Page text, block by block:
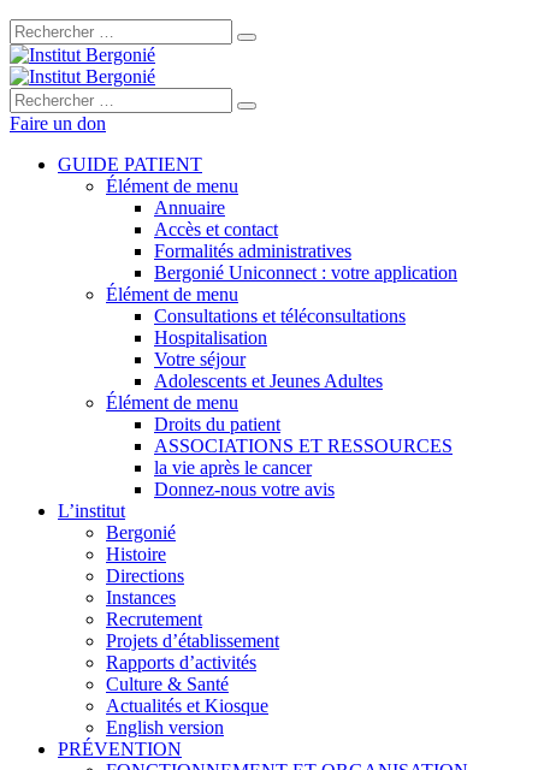
Rechercher :
Rechercher :
Faire un don
GUIDE PATIENT
Élément de menu
Annuaire
Accès et contact
Formalités administratives
Bergonié Uniconnect : votre application
Élément de menu
Consultations et téléconsultations
Hospitalisation
Votre séjour
Adolescents et Jeunes Adultes
Élément de menu
Droits du patient
ASSOCIATIONS ET RESSOURCES
la vie après le cancer
Donnez-nous votre avis
L’institut
Bergonié
Histoire
Directions
Instances
Recrutement
Projets d’établissement
Rapports d’activités
Culture & Santé
Actualités et Kiosque
English version
PRÉVENTION